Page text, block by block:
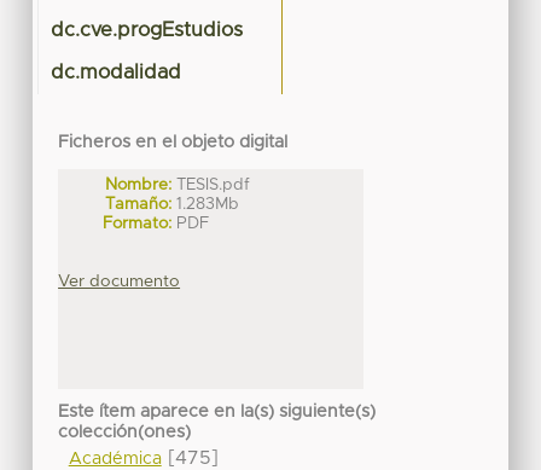
dc.cve.progEstudios
dc.modalidad
Ficheros en el objeto digital
Nombre: TESIS.pdf
Tamaño: 1.283Mb
Formato: PDF
Ver documento
Este ítem aparece en la(s) siguiente(s)
colección(ones)
Académica[475]